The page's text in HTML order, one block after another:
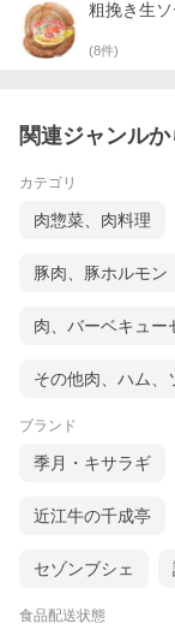
粗挽き生
(8件)
関連ジャンル
カテゴリ
肉惣菜、肉料理
豚肉、豚ホルモン
肉、バーベキュー
その他肉、ハム、
ブランド
季月・キサラギ
近江牛の千成亭
セゾンブシェ
食品配送状態